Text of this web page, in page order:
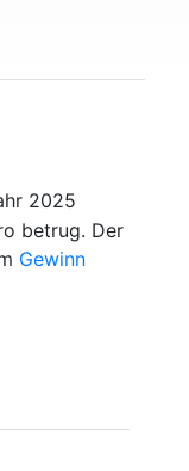
2025
betrug. Der
Gewinn